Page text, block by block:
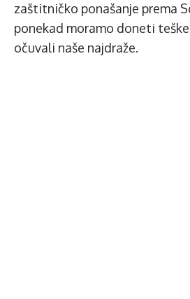
zaštitničko ponašanje prema
ponekad moramo doneti
očuvali naše najdraže.